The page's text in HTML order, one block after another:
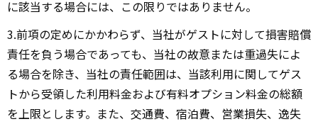
に該当する場合には、この限りではありません。
3.前項の定めにかかわらず、当社がゲストに対して損害賠償
責任を負う場合であっても、当社の故意または重過失によ
る場合を除き、当社の責任範囲は、当該利用に関してゲス
トから受領した利用料金および有料オプション料金の総額
を上限とします。また、交通費、宿泊費、営業損失、逸失